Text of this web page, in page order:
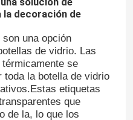
decoración de
una opción
de vidrio. Las
se
toda la botella de vidrio
etiquetas
que
de la, lo que los